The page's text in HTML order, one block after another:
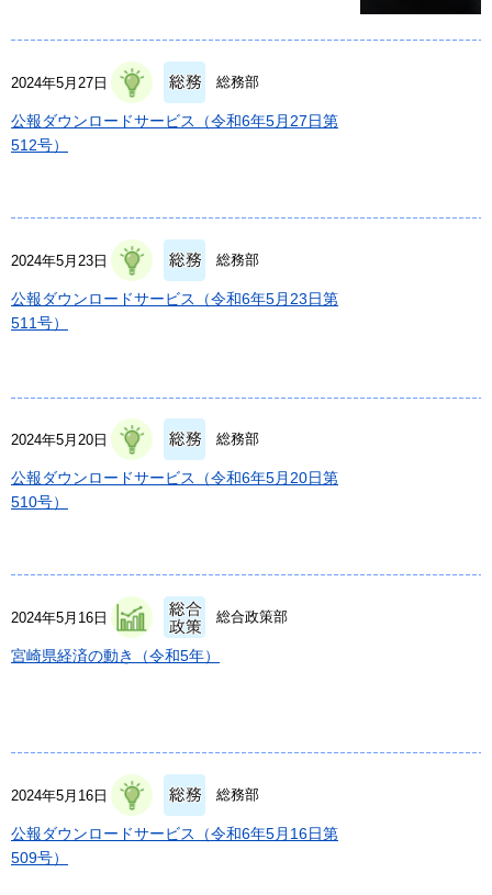
2024年5月27日 総務部
公報ダウンロードサービス（令和6年5月27日第
512号）
2024年5月23日 総務部
公報ダウンロードサービス（令和6年5月23日第
511号）
2024年5月20日 総務部
公報ダウンロードサービス（令和6年5月20日第
510号）
2024年5月16日 総合政策部
宮崎県経済の動き（令和5年）
2024年5月16日 総務部
公報ダウンロードサービス（令和6年5月16日第
509号）